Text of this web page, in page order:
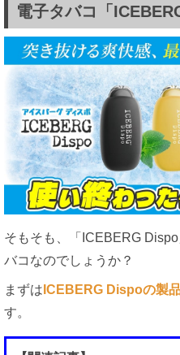
電子タバコ「
そもそも、「ICEBERG
バコなのでしょうか？
まずは ICEBERG Dispoの製
す。